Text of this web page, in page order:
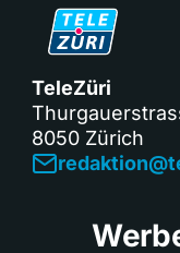
TeleZüri
8050 Zürich